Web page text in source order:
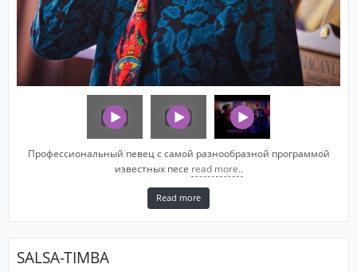
Профессиональный певец с самой разнообразной программой
известных песе read more..
Read more
SALSA-TIMBA